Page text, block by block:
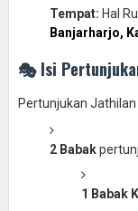
Tempat: Hal
Banjarharjo,
🎭 Isi
Pertunjukan
2 Babak
1 Babak